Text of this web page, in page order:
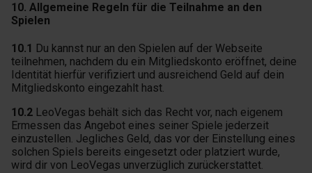
10. Allgemeine Regeln für die Teilnahme an den
Spielen
10.1 Du kannst nur an den Spielen auf der Webseite
teilnehmen, nachdem du ein Mitgliedskonto eröffnet, deine
Identität hierfür verifiziert und ausreichend Geld auf dein
Mitgliedskonto eingezahlt hast.
10.2 LeoVegas behält sich das Recht vor, nach eigenem
Ermessen das Angebot eines seiner Spiele jederzeit
einzustellen. Jegliches Geld, das vor der Einstellung eines
solchen Spiels bereits eingesetzt oder platziert wurde,
wird dir von LeoVegas unverzüglich zurückerstattet.